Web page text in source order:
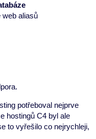
web aliasů
potřeboval nejprve
hostingů C4 byl ale
to vyřešilo co nejrychleji,